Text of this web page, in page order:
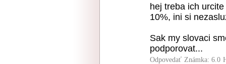
hej treba ich
10%, ini si
Sak my slovaci
podporovat...
Odpovedať Známka: 6.0